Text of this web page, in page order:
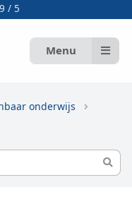
/ 5
Menu
onderwijs